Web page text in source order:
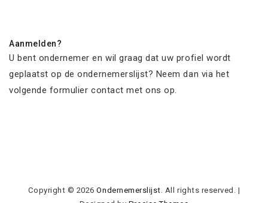
Aanmelden?
U bent ondernemer en wil graag dat uw profiel wordt
geplaatst op de ondernemerslijst? Neem dan via het
volgende formulier contact met ons op.
Copyright © 2026Ondernemerslijst . All rights reserved.
|